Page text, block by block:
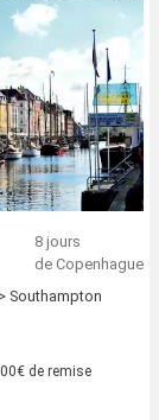
8 jours
de Copenhague
Southampton
de remise